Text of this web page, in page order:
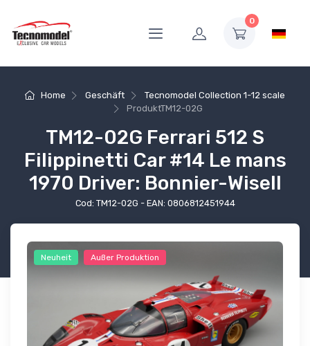
0
Home Geschäft
Tecnomodel Collection 1-12 scale
ProduktTM12-02G
TM12-02G Ferrari 512 S
Filippinetti Car #14 Le mans
1970 Driver: Bonnier-Wisell
Cod: TM12-02G - EAN: 0806812451944
Neuheit Außer Produktion